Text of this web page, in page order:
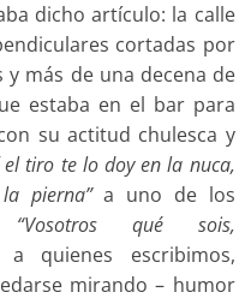
dicho artículo: la calle
cortadas por
y más de una decena de
estaba en el bar para
su actitud chulesca y
el tiro te lo doy en la nuca,
pierna”a uno de los
“Vosotros qué sois,
quienes escribimos,
mirando – humor